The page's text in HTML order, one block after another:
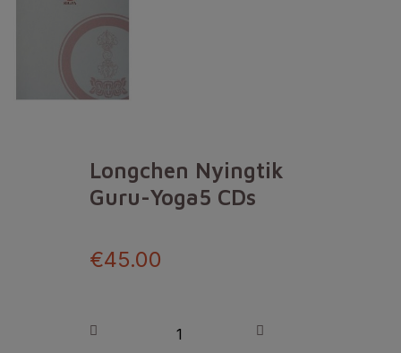
Longchen Nyingtik
Guru-Yoga5 CDs
€45.00